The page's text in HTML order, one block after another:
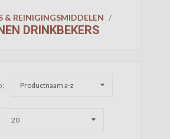
& REINIGINGSMIDDELEN /
DRINKBEKERS
Productnaam a-z
20